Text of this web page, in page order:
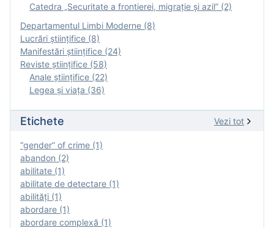
Catedra „Securitate a frontierei, migrație și azil” (2)
Departamentul Limbi Moderne (8)
Lucrări științifice (8)
Manifestări ştiinţifice (24)
Reviste ştiinţifice (58)
Anale ştiinţifice (22)
Legea şi viaţa (36)
Etichete Vezi tot
“gender” of crime (1)
abandon (2)
abilitate (1)
abilitate de detectare (1)
abilităţi (1)
abordare (1)
abordare complexă (1)